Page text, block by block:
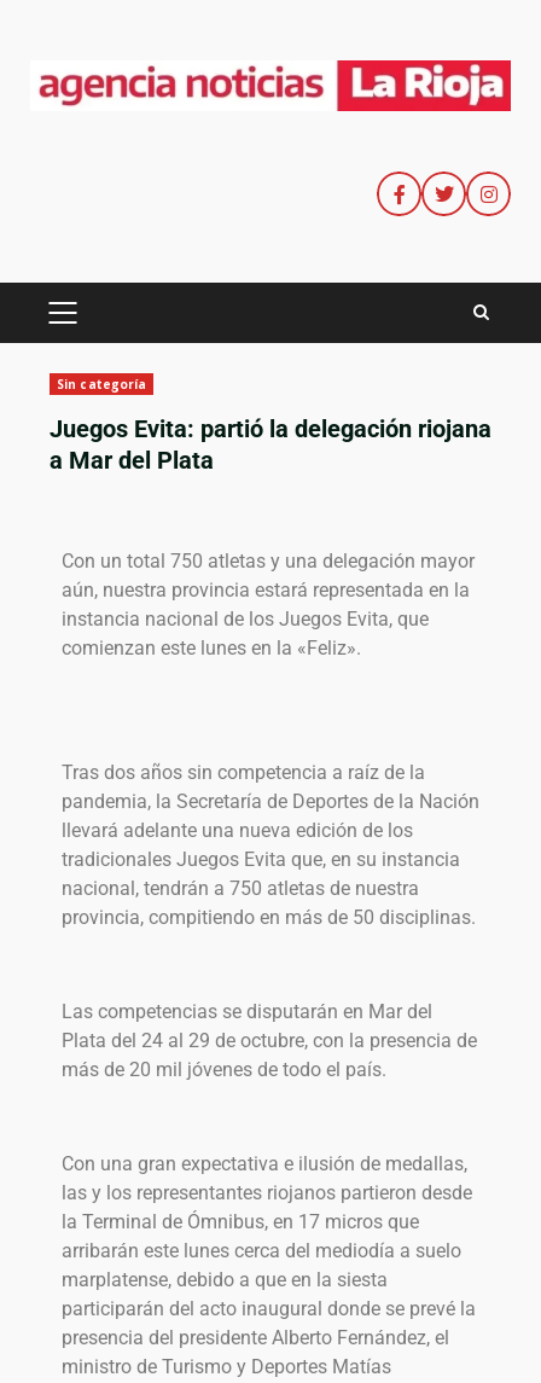
Sin categoría
Juegos Evita: partió la delegación riojana
a Mar del Plata
Con un total 750 atletas y una delegación mayor
aún, nuestra provincia estará representada en la
instancia nacional de los Juegos Evita, que
comienzan este lunes en la «Feliz».
Tras dos años sin competencia a raíz de la
pandemia, la Secretaría de Deportes de la Nación
llevará adelante una nueva edición de los
tradicionales Juegos Evita que, en su instancia
nacional, tendrán a 750 atletas de nuestra
provincia, compitiendo en más de 50 disciplinas.
Las competencias se disputarán en Mar del
Plata del 24 al 29 de octubre, con la presencia de
más de 20 mil jóvenes de todo el país.
Con una gran expectativa e ilusión de medallas,
las y los representantes riojanos partieron desde
la Terminal de Ómnibus, en 17 micros que
arribarán este lunes cerca del mediodía a suelo
marplatense, debido a que en la siesta
participarán del acto inaugural donde se prevé la
presencia del presidente Alberto Fernández, el
ministro de Turismo y Deportes Matías